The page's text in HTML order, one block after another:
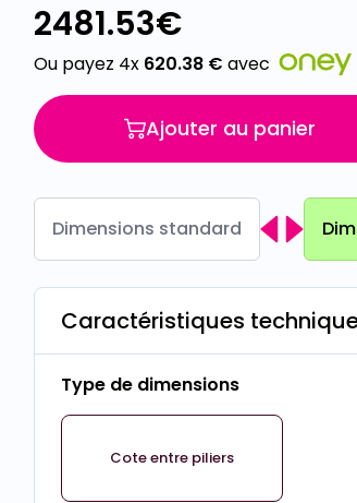
2481.53€
Ou payez 4x 620.38€ avec
Ajouter au panier
Dimensions standard
Caractéristiques
Type de dimensions
Cote entre piliers